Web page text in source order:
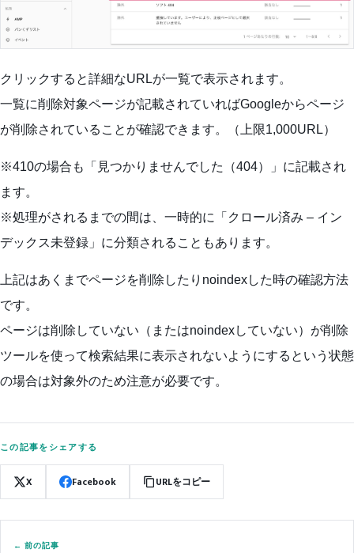
クリックすると詳細なURLが一覧で表示されます。
一覧に削除対象ページが記載されていればGoogleからページ
が削除されていることが確認できます。（上限1,000URL）
※410の場合も「見つかりませんでした（404）」に記載され
ます。
※処理がされるまでの間は、一時的に「クロール済み – イン
デックス未登録」に分類されることもあります。
上記はあくまでページを削除したりnoindexした時の確認方法
です。
ページは削除していない（またはnoindexしていない）が削除
ツールを使って検索結果に表示されないようにするという状態
の場合は対象外のため注意が必要です。
この記事をシェアする
X Facebook URLをコピー
← 前の記事